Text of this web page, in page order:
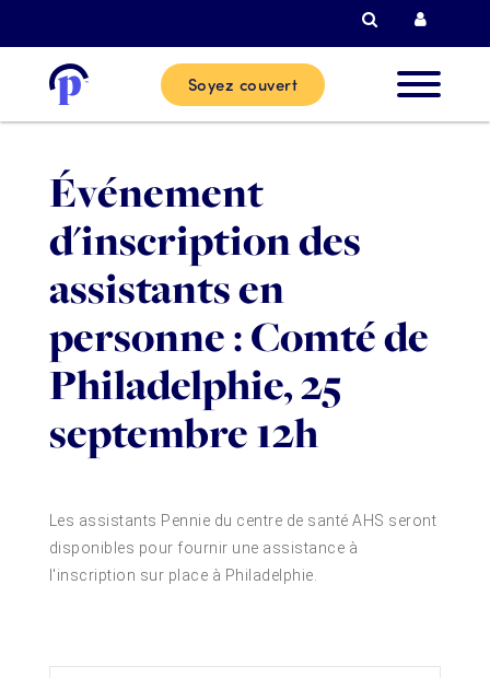
Recherche
Soyez couvert
Événement
d'inscription des
assistants en
personne : Comté de
Philadelphie, 25
septembre 12h
Les assistants Pennie du centre de santé AHS seront
disponibles pour fournir une assistance à
l'inscription sur place à Philadelphie.